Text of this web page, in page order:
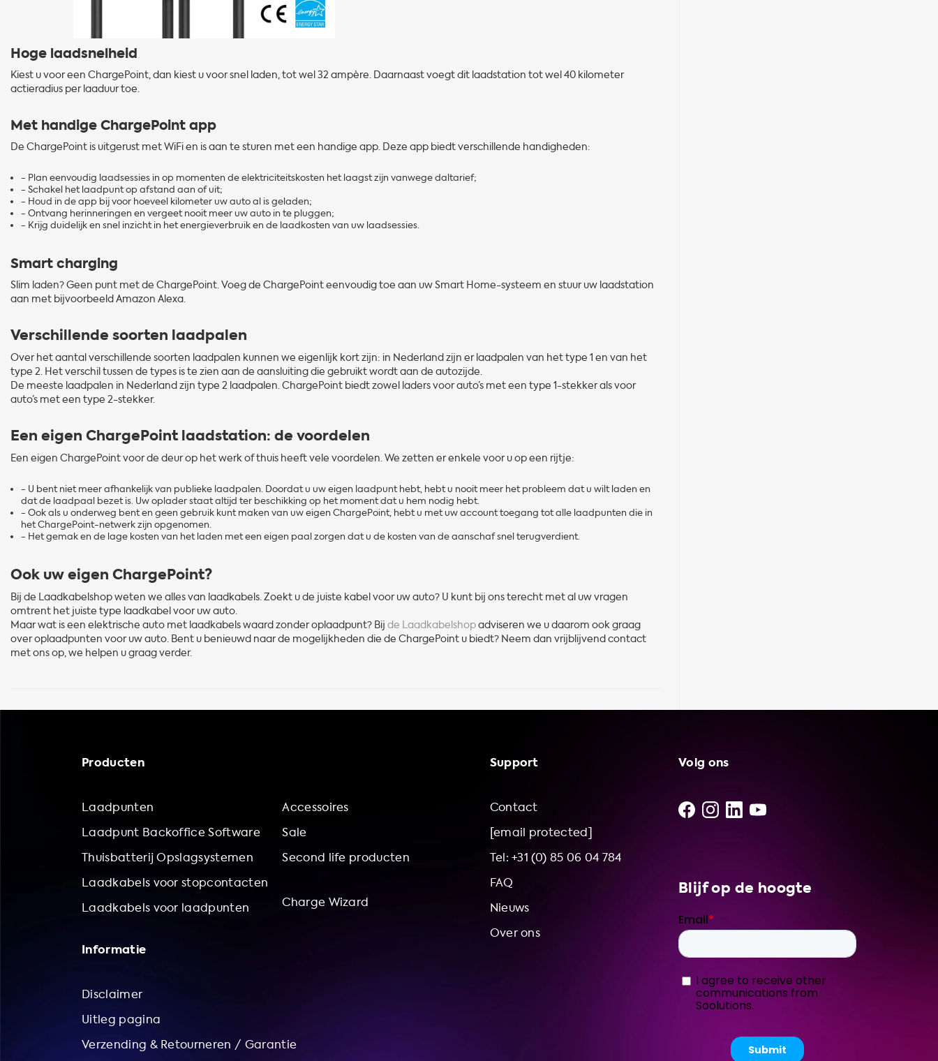
Hoge laadsnelheid
Kiest u voor een ChargePoint, dan kiest u voor snel laden, tot wel 32 ampère. Daarnaast voegt dit laadstation tot wel 40 kilometer
actieradius per laaduur toe.
Met handige ChargePoint app
De ChargePoint is uitgerust met WiFi en is aan te sturen met een handige app. Deze app biedt verschillende handigheden:
- Plan eenvoudig laadsessies in op momenten de elektriciteitskosten het laagst zijn vanwege daltarief;
- Schakel het laadpunt op afstand aan of uit;
- Houd in de app bij voor hoeveel kilometer uw auto al is geladen;
- Ontvang herinneringen en vergeet nooit meer uw auto in te pluggen;
- Krijg duidelijk en snel inzicht in het energieverbruik en de laadkosten van uw laadsessies.
Smart charging
Slim laden? Geen punt met de ChargePoint. Voeg de ChargePoint eenvoudig toe aan uw Smart Home-systeem en stuur uw laadstation
aan met bijvoorbeeld Amazon Alexa.
Verschillende soorten laadpalen
Over het aantal verschillende soorten laadpalen kunnen we eigenlijk kort zijn: in Nederland zijn er laadpalen van het type 1 en van het
type 2. Het verschil tussen de types is te zien aan de aansluiting die gebruikt wordt aan de autozijde.
De meeste laadpalen in Nederland zijn type 2 laadpalen. ChargePoint biedt zowel laders voor auto’s met een type 1-stekker als voor
auto’s met een type 2-stekker.
Een eigen ChargePoint laadstation: de voordelen
Een eigen ChargePoint voor de deur op het werk of thuis heeft vele voordelen. We zetten er enkele voor u op een rijtje:
- U bent niet meer afhankelijk van publieke laadpalen. Doordat u uw eigen laadpunt hebt, hebt u nooit meer het probleem dat u wilt laden en
dat de laadpaal bezet is. Uw oplader staat altijd ter beschikking op het moment dat u hem nodig hebt.
- Ook als u onderweg bent en geen gebruik kunt maken van uw eigen ChargePoint, hebt u met uw account toegang tot alle laadpunten die in
het ChargePoint-netwerk zijn opgenomen.
- Het gemak en de lage kosten van het laden met een eigen paal zorgen dat u de kosten van de aanschaf snel terugverdient.
Ook uw eigen ChargePoint?
Bij de Laadkabelshop weten we alles van laadkabels. Zoekt u de juiste kabel voor uw auto? U kunt bij ons terecht met al uw vragen
omtrent het juiste type laadkabel voor uw auto.
Maar wat is een elektrische auto met laadkabels waard zonder oplaadpunt? Bij de Laadkabelshopadviseren we u daarom ook graag
over oplaadpunten voor uw auto. Bent u benieuwd naar de mogelijkheden die de ChargePoint u biedt? Neem dan vrijblijvend contact
met ons op, we helpen u graag verder.
Producten
Laadpunten
Laadpunt Backoffice Software
Thuisbatterij Opslagsystemen
Laadkabels voor stopcontacten
Laadkabels voor laadpunten
Accessoires
Sale
Second life producten
Charge Wizard
Support
Contact
[email protected]
Tel: +31 (0) 85 06 04 784
FAQ
Nieuws
Over ons
Informatie
Disclaimer
Uitleg pagina
Verzending & Retourneren / Garantie
Volg ons
Blijf op de hoogte